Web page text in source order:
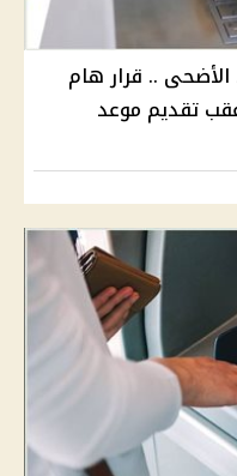
.. قرار هام
مرتبات شهر يونيو 2024 عقب تقديم موعد